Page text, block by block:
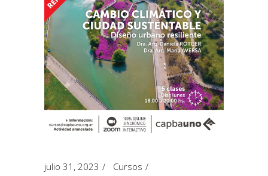
julio 31, 2023
Cursos